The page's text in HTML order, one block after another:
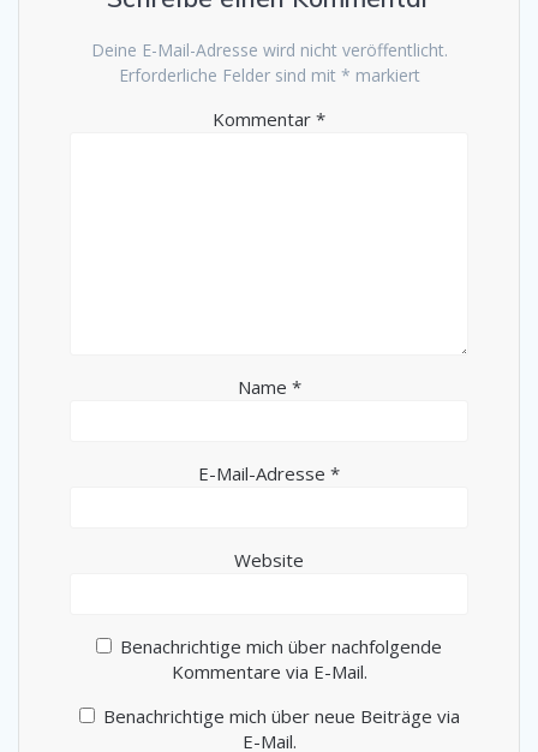
Deine E-Mail-Adresse wird nicht veröffentlicht.
Erforderliche Felder sind mit * markiert
Kommentar *
Name *
E-Mail-Adresse *
Website
Benachrichtige mich über nachfolgende
Kommentare via E-Mail.
Benachrichtige mich über neue Beiträge via
E-Mail.